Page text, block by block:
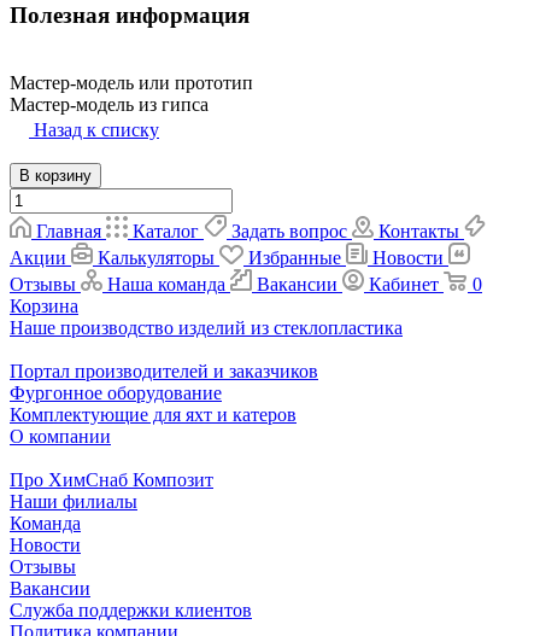
Полезная информация
Мастер-модель или прототип
Мастер-модель из гипса
Назад к списку
В корзину
Главная Каталог Задать вопрос
Контакты
Акции
Калькуляторы Избранные
Новости
Отзывы
Наша команда Вакансии Кабинет
0
Корзина
Наше производство изделий из стеклопластика
Портал производителей и заказчиков
Фургонное оборудование
Комплектующие для яхт и катеров
О компании
Про ХимСнаб Композит
Наши филиалы
Команда
Новости
Отзывы
Вакансии
Служба поддержки клиентов